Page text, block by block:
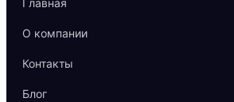
О компании
Контакты
Блог